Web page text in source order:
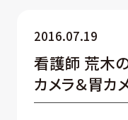
2016.07.19
看護師 荒木
カメラ＆胃カ